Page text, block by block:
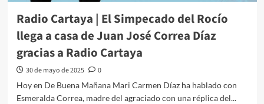
Radio Cartaya | El Simpecado del Rocío
llega a casa de Juan José Correa Díaz
gracias a Radio Cartaya
30 de mayo de 2025
0
Hoy en De Buena Mañana Mari Carmen Díaz ha hablado con
Esmeralda Correa, madre del agraciado con una réplica del...